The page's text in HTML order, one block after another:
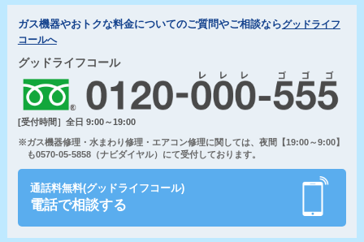
ガス機器やおトクな料金についてのご質問やご相談ならグッドライフ
コールへ
グッドライフコール
[受付時間］全日 9:00～19:00
※ガス機器修理・水まわり修理・エアコン修理に関しては、夜間【19:00～9:00】
も0570-05-5858（ナビダイヤル）にて受付しております。
通話料無料(グッドライフコール)
電話で相談する